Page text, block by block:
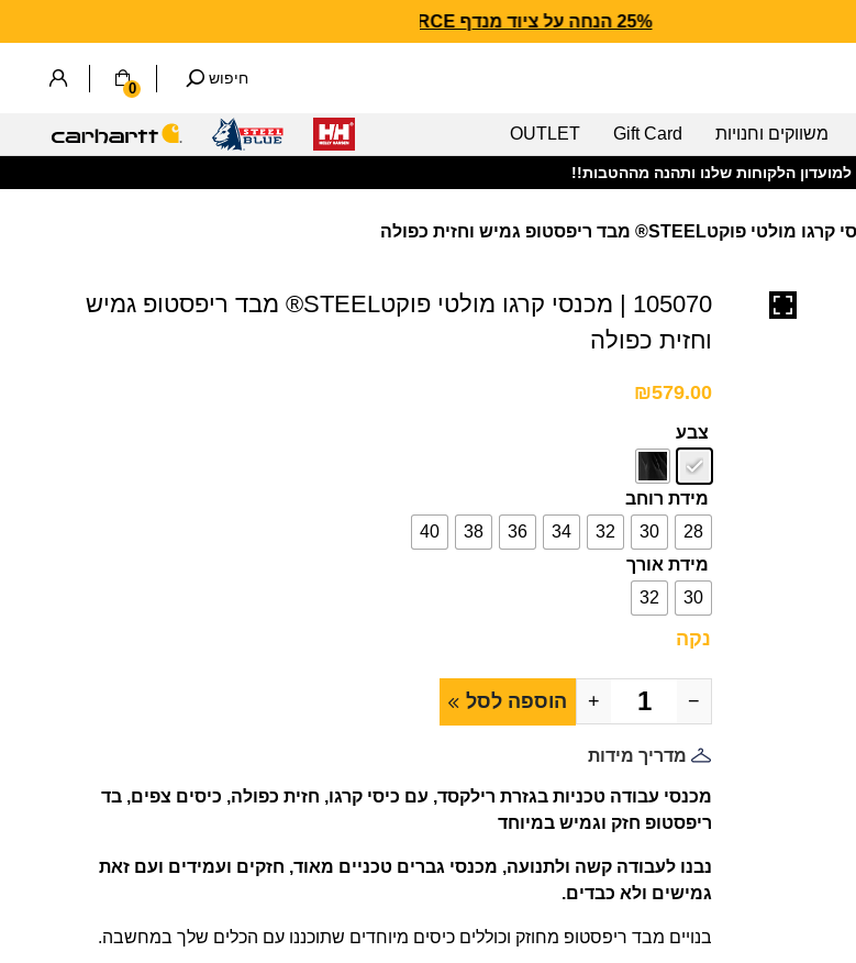
25% הנחה על ציוד מנדף CARHARTT FORCE
חיפוש
0
משווקים וחנויות Gift Card
OUTLET
למועדון הלקוחות שלנו ותהנה מההטבות!!
105070 | מכנסי קרגו מולטי פוקטSTEEL® מבד ריפסטופ גמיש
וחזית כפולה
₪579.00
צבע
מידת רוחב
28
30
32
34
36
38
40
מידת אורך
30
32
נקה
−
+ הוספה לסל
מדריך מידות
מכנסי עבודה טכניות בגזרת רילקסד, עם כיסי קרגו, חזית כפולה, כיסים צפים, בד
ריפסטופ חזק וגמיש במיוחד
נבנו לעבודה קשה ולתנועה, מכנסי גברים טכניים מאוד, חזקים ועמידים ועם זאת
גמישים ולא כבדים.
בנויים מבד ריפסטופ מחוזק וכוללים כיסים מיוחדים שתוכננו עם הכלים שלך במחשבה.